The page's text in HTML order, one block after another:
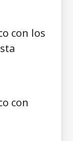
con los
con